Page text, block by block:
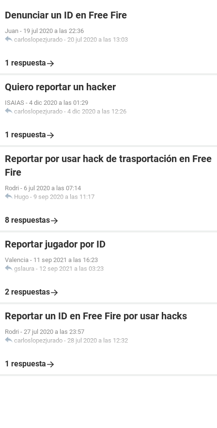
Denunciar un ID en Free Fire
Juan - 19 jul 2020 a las 22:36
carloslopezjurado - 20 jul 2020 a las 13:03
1 respuesta
Quiero reportar un hacker
ISAIAS - 4 dic 2020 a las 01:29
carloslopezjurado - 4 dic 2020 a las 12:26
1 respuesta
Reportar por usar hack de trasportación en Free
Fire
Rodri - 6 jul 2020 a las 07:14
Hugo - 9 sep 2020 a las 11:17
8 respuestas
Reportar jugador por ID
Valencia - 11 sep 2021 a las 16:23
gslaura - 12 sep 2021 a las 03:23
2 respuestas
Reportar un ID en Free Fire por usar hacks
Rodri - 27 jul 2020 a las 23:57
carloslopezjurado - 28 jul 2020 a las 12:32
1 respuesta